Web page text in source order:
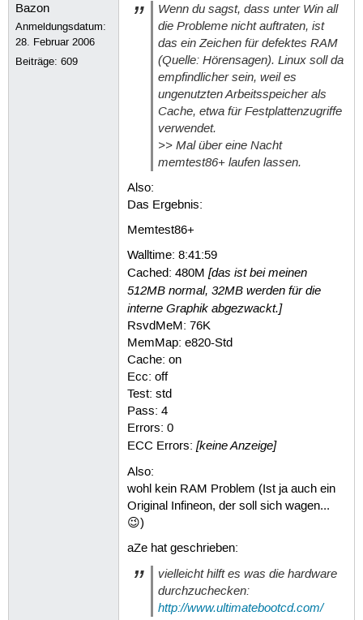
Anmeldungsdatum:
28. Februar 2006
Beiträge:609
Wenn du sagst, dass unter Win all
die Probleme nicht auftraten, ist
das ein Zeichen für defektes RAM
(Quelle: Hörensagen). Linux soll da
empfindlicher sein, weil es
ungenutzten Arbeitsspeicher als
Cache, etwa für Festplattenzugriffe
verwendet.
>> Mal über eine Nacht
memtest86+ laufen lassen.
Also:
Das Ergebnis:
Memtest86+
Walltime: 8:41:59
Cached: 480M [das ist bei meinen
512MB normal, 32MB werden für die
interne Graphik abgezwackt.]
RsvdMeM: 76K
MemMap: e820-Std
Cache: on
Ecc: off
Test: std
Pass: 4
Errors: 0
ECC Errors: [keine Anzeige]
Also:
wohl kein RAM Problem (Ist ja auch ein
Original Infineon, der soll sich wagen...
😉)
aZe hat geschrieben:
vielleicht hilft es was die hardware
durchzuchecken:
http://www.ultimatebootcd.com/